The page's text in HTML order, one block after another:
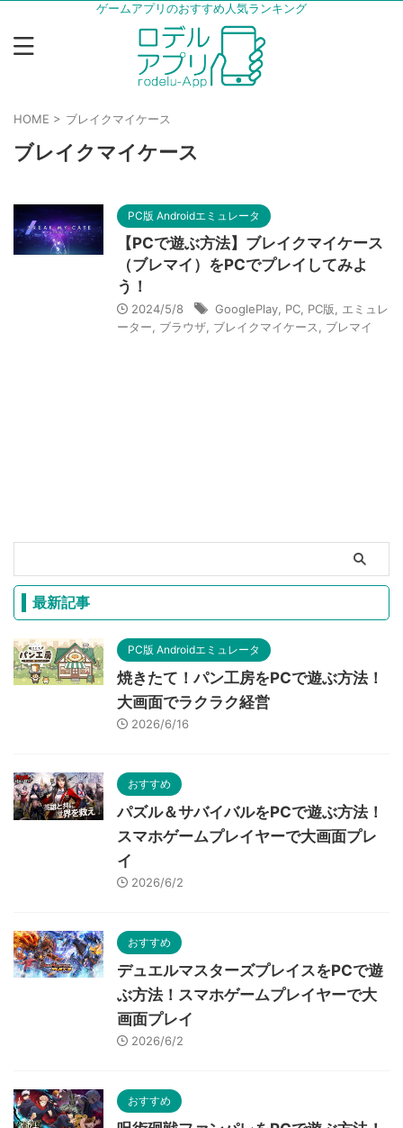
ゲームアプリのおすすめ人気ランキング
HOME > ブレイクマイケース
ブレイクマイケース
PC版 Androidエミュレータ
【PCで遊ぶ方法】ブレイクマイケース
（ブレマイ）をPCでプレイしてみよ
う！
2024/5/8 GooglePlay PC PC版
エミュレ
ーター
ブラウザ ブレイクマイケース ブレマイ
最新記事
PC版 Androidエミュレータ
焼きたて！パン工房をPCで遊ぶ方法！
大画面でラクラク経営
2026/6/16
おすすめ
パズル＆サバイバルをPCで遊ぶ方法！
スマホゲームプレイヤーで大画面プレ
イ
2026/6/2
おすすめ
デュエルマスターズプレイスをPCで遊
ぶ方法！スマホゲームプレイヤーで大
画面プレイ
2026/6/2
おすすめ